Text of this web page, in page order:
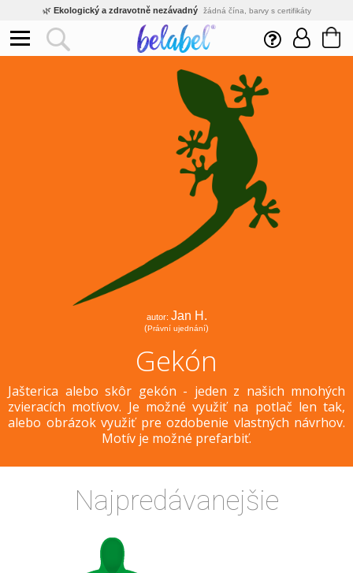
🌿 Ekologický a zdravotně nezávadný žádná čína, barvy s certifikáty
Inovativní výroba vlastní vývoj, nejnovější technologie
Rychlé dodání expedujeme do 24h
velké množstevní slevy
jsme přímý výrobce, žádný zprostředkovatel
tisíce spokojených zákazníků
autor: Jan H.
(Právní ujednání)
Gekón
Jašterica alebo skôr gekón - jeden z našich mnohých
zvieracích motívov. Je možné využiť na potlač len tak,
alebo obrázok využiť pre ozdobenie vlastných návrhov.
Motív je možné prefarbiť.
Najpredávanejšie